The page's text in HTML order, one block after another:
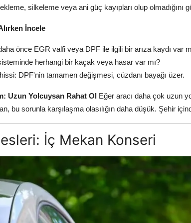
silkeleme veya ani güç kayıpları olup olmadığını
İncele
önce EGR valfi veya DPF ile ilgili bir arıza kaydı var
herhangi bir kaçak veya hasar var mı?
DPF'nin tamamen değişmesi, cüzdanı bayağı üzer.
Uzun Yolcuysan Rahat Ol Eğer aracı daha çok uzun
bu sorunla karşılaşma olasılığın daha düşük. Şehir
İç Mekan Konseri